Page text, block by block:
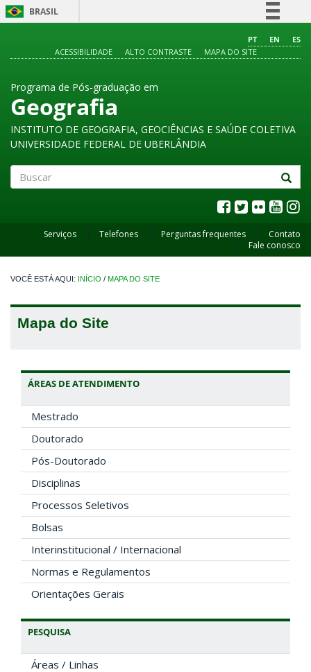
BRASIL
Comunica BR
PT EN
ES
ACESSIBILIDADE
ALTO CONTRASTE MAPA DO SITE
Programa de Pós-graduação em
Geografia
INSTITUTO DE GEOGRAFIA, GEOCIÊNCIAS E SAÚDE COLETIVA
UNIVERSIDADE FEDERAL DE UBERLÂNDIA
Serviços Telefones Perguntas frequentes
Contato
Fale conosco
INÍCIO / MAPA DO SITE
Mapa do Site
ÁREAS DE ATENDIMENTO
Mestrado
Doutorado
Pós-Doutorado
Disciplinas
Processos Seletivos
Bolsas
Interinstitucional / Internacional
Normas e Regulamentos
Orientações Gerais
PESQUISA
Áreas / Linhas